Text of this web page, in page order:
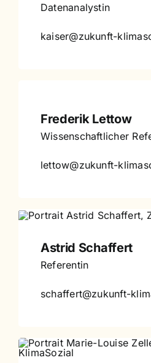
Datenanalystin
kaiser@zukunft-
Frederik Lettow
Wissenschaftlicher
lettow@zukunft-
Astrid Schaffert
Referentin
schaffert@zukunft-